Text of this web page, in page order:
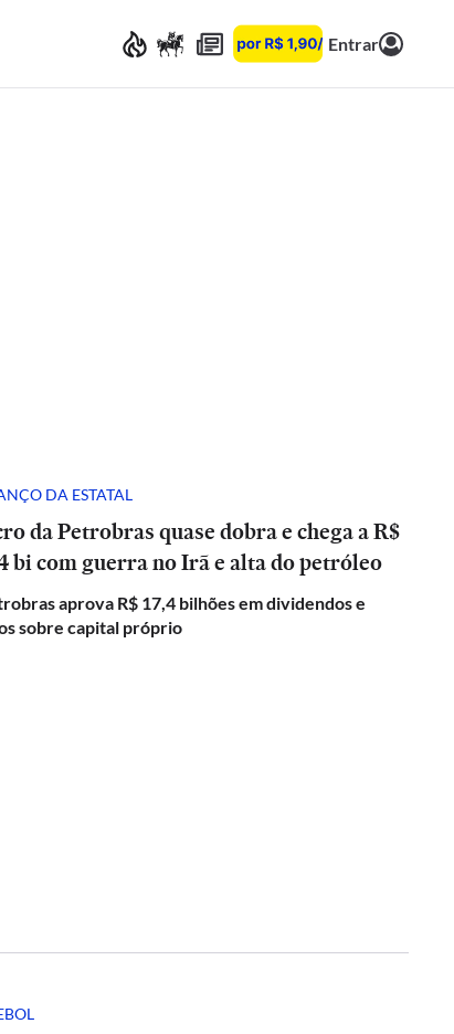
Entrar
DA ESTATAL
da Petrobras quase dobra e chega a R$
bi com guerra no Irã e alta do petróleo
aprova R$ 17,4 bilhões em dividendos e
sobre capital próprio